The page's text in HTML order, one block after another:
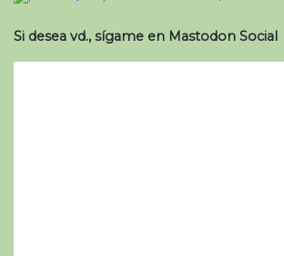
Si desea vd., sígame en Mastodon Social